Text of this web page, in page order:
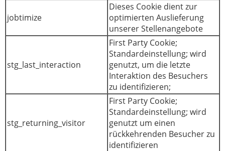
jobtimize
Dieses Cookie dient zur
optimierten Auslieferung
unserer Stellenangebote
stg_last_interaction
First Party Cookie;
Standardeinstellung; wird
genutzt, um die letzte
Interaktion des Besuchers
zu identifizieren;
stg_returning_visitor
First Party Cookie;
Standardeinstellung; wird
genutzt um einen
rückkehrenden Besucher zu
identifizieren